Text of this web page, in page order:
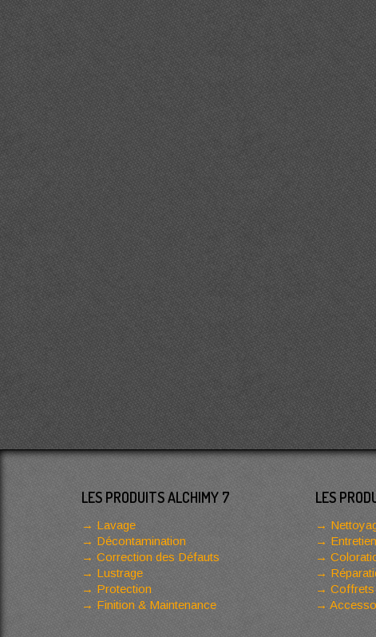
LES PRODUITS ALCHIMY 7
Lavage
Décontamination
Correction des Défauts
Lustrage
Protection
Finition & Maintenance
LES
Coffrets